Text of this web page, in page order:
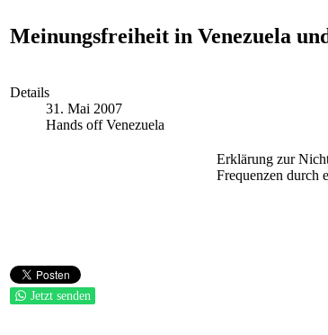
Meinungsfreiheit in Venezuela
Details
31. Mai 2007
Hands off Venezuela
Erklärung zur
Frequenzen durch
Jetzt senden